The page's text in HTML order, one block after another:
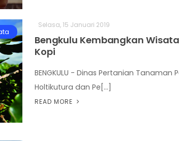
Selasa, 15 Januari 2019
Bengkulu Kembangkan
Kopi
BENGKULU - Dinas Pertanian Tanaman
Holtikutura dan Pe[...]
READ MORE